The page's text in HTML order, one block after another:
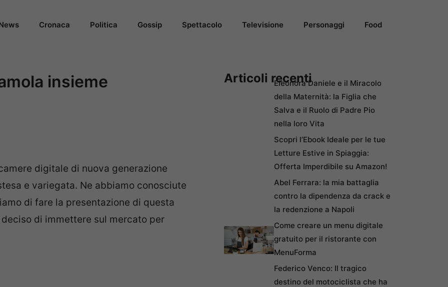
Cronaca Politica Gossip Spettacolo Televisione Personaggi Food
insieme
digitale di nuova generazione
e variegata. Ne abbiamo conosciute
di fare la presentazione di questa
deciso di immettere sul mercato per
Articoli recentiEleonora Daniele e il Miracolo
della Maternità: la Figlia che
Salva e il Ruolo di Padre Pio
nella loro Vita
Scopri l’Ebook Ideale per le tue
Letture Estive in Spiaggia:
Offerta Imperdibile su Amazon!
Abel Ferrara: la mia battaglia
contro la dipendenza da crack e
la redenzione a Napoli
Come creare un menu digitale
gratuito per il ristorante con
MenuForma
Federico Venco: Il tragico
destino del motociclista che ha